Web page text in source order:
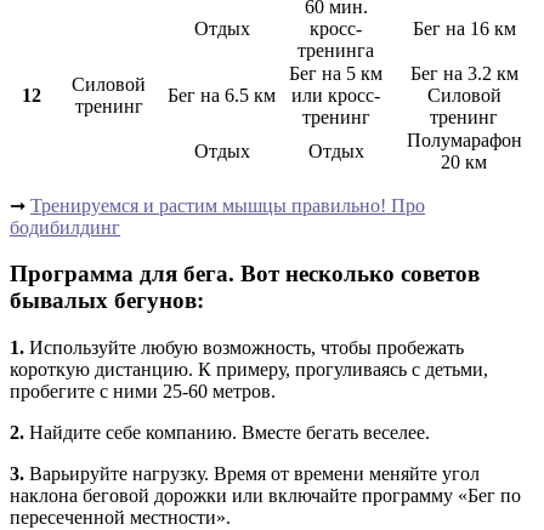
Отдых
60 мин.
кросс-
тренинга
Бег на 16 км
12
Силовой
тренинг
Бег на 6.5 км
Бег на 5 км
или кросс-
тренинг
Бег на 3.2 км
Силовой
тренинг
Отдых
Отдых
Полумарафон
20 км
➞ Тренируемся и растим мышцы правильно! Про
бодибилдинг
Программа для бега. Вот несколько советов
бывалых бегунов:
1. Используйте любую возможность, чтобы пробежать
короткую дистанцию. К примеру, прогуливаясь с детьми,
пробегите с ними 25-60 метров.
2. Найдите себе компанию. Вместе бегать веселее.
3. Варьируйте нагрузку. Время от времени меняйте угол
наклона беговой дорожки или включайте программу «Бег по
пересеченной местности».